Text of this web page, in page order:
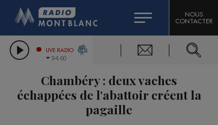
LES CHRONIQUES DE L'EXPERT
CITIZEN MACHINERY
GRAND MASSIF DOMAINES SKIABLES
BIGARD
COMPAGNIE DU MONT-BLANC
NOUS
CONTACTER
LIVE RADIO
94.60
Chambéry : deux vaches
échappées de l'abattoir créent la
pagaille